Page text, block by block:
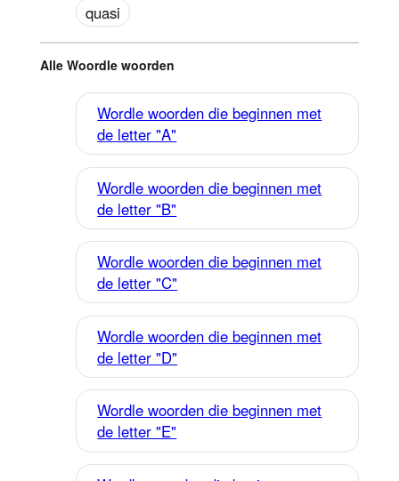
quasi
Alle Woordle woorden
Wordle woorden die beginnen met
de letter "A"
Wordle woorden die beginnen met
de letter "B"
Wordle woorden die beginnen met
de letter "C"
Wordle woorden die beginnen met
de letter "D"
Wordle woorden die beginnen met
de letter "E"